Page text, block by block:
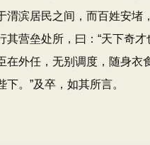
渭滨居民之间，而百姓安
营垒处所，曰：“天下奇
在外任，无别调度，随身衣
。”及卒，如其所言。